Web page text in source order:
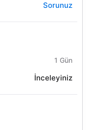
Sorunuz
1 Gün
İnceleyiniz